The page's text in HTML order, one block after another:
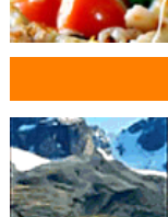
Odontopediatría
Alimentos Naturales
Cereales
Frutas